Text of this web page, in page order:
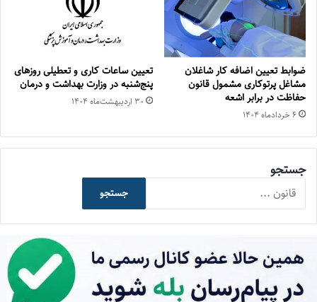
ضوابط تعیین اضافه کار شاغلان
مشاغل پرتوکاری مشمول قانون
حفاظت در برابر اشعه
۶ خرداد‌ماه ۱۴۰۴
تعیین ساعات کاری و تعطیلی روزهای
پنج‌شنبه در وزارت بهداشت و درمان
۳۰ اردیبهشت‌ماه ۱۴۰۴
جستجو
جستجو